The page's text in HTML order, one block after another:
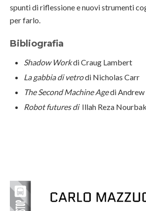
spunti di riflessione e nuovi strumenti
per farlo.
Bibliografia
Shadow Workdi Craug Lambert
La gabbia di vetrodi Nicholas Carr
The Second Machine Agedi
Robot futures di Illah Reza